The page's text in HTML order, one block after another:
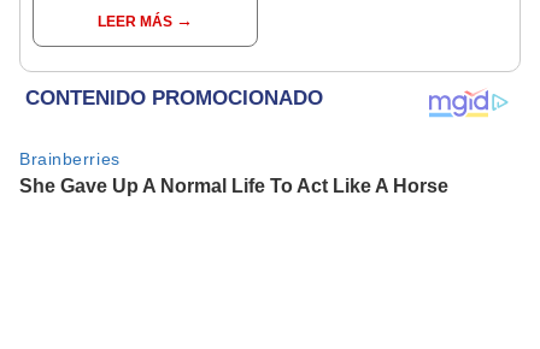
sitio': ''Hasta Tito sabe
que no es él''
LEER MÁS